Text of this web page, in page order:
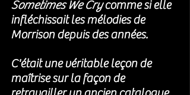
Sometimes We Cry comme si elle
infléchissait les mélodies de
Morrison depuis des années.
C'était une véritable leçon de
maîtrise sur la façon de